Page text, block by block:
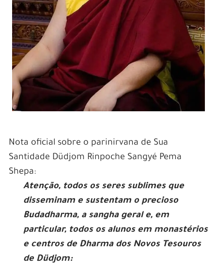
Nota oficial sobre o parinirvana de Sua
Santidade Düdjom Rinpoche Sangyé Pema
Shepa:
Atenção, todos os seres sublimes que
disseminam e sustentam o precioso
Budadharma, a sangha geral e, em
particular, todos os alunos em monastérios
e centros de Dharma dos Novos Tesouros
de Düdjom: